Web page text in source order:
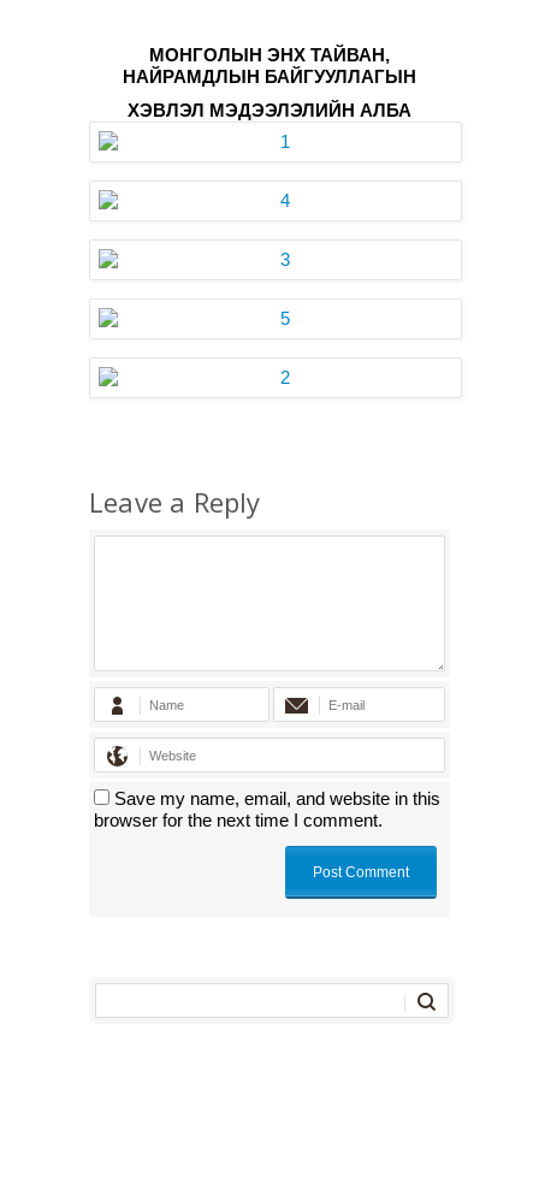
МОНГОЛЫН ЭНХ ТАЙВАН,
НАЙРАМДЛЫН БАЙГУУЛЛАГЫН
ХЭВЛЭЛ МЭДЭЭЛЭЛИЙН АЛБА
Leave a Reply
Save my name, email, and website in this
browser for the next time I comment.